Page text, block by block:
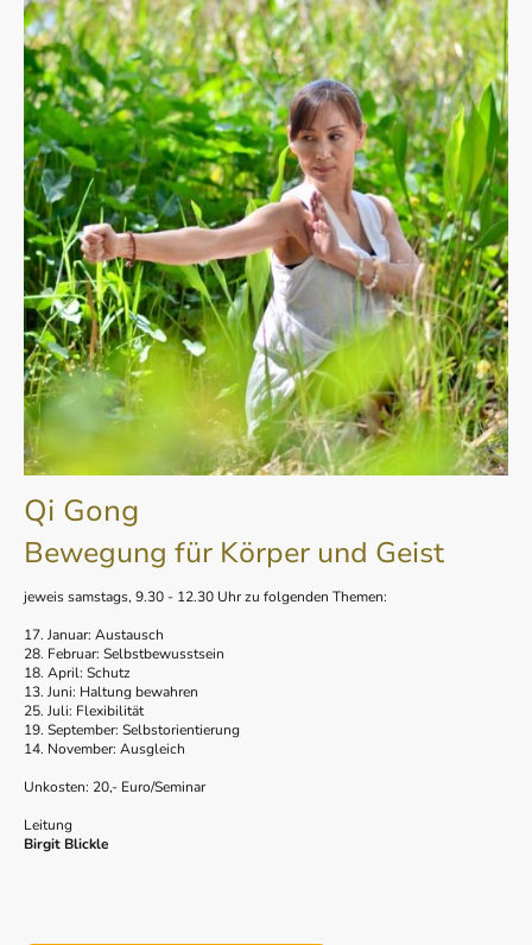
Qi Gong
Bewegung für Körper und Geist
jeweis samstags, 9.30 - 12.30 Uhr zu folgenden Themen:
17. Januar: Austausch
28. Februar: Selbstbewusstsein
18. April: Schutz
13. Juni: Haltung bewahren
25. Juli: Flexibilität
19. September: Selbstorientierung
14. November: Ausgleich
Unkosten: 20,- Euro/Seminar
Leitung
Birgit Blickle